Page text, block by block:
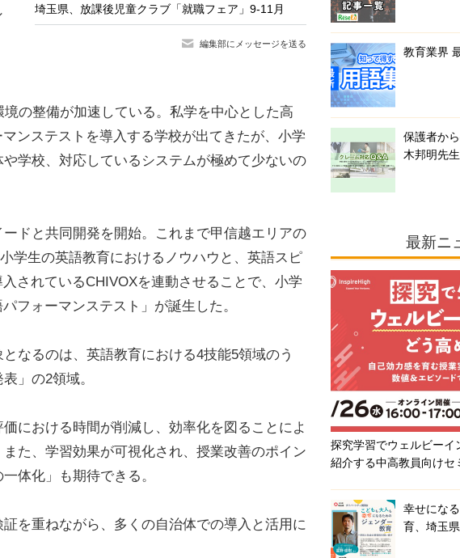
埼玉県、放課後児童クラブ「就職フェア」9-11月
編集部にメッセージを送る
の整備が加速している。私学を中心とした高
ンステストを導入する学校が出てきたが、小学
学校、対応しているシステムが極めて少ないの
ドと共同開発を開始。これまで甲信越エリアの
学生の英語教育におけるノウハウと、英語スピ
されているCHIVOXを連動させることで、小学
フォーマンステスト」が誕生した。
なるのは、英語教育における4技能5領域のう
」の2領域。
における時間が削減し、効率化を図ることによ
た、学習効果が可視化され、授業改善のポイン
体化」も期待できる。
を重ねながら、多くの自治体での導入と活用に
教育業界
保護者か
木邦明先生
最新ニ
探究学習でウェルビーイ
紹介する中高教員向けセ
幸せにな
育、埼玉